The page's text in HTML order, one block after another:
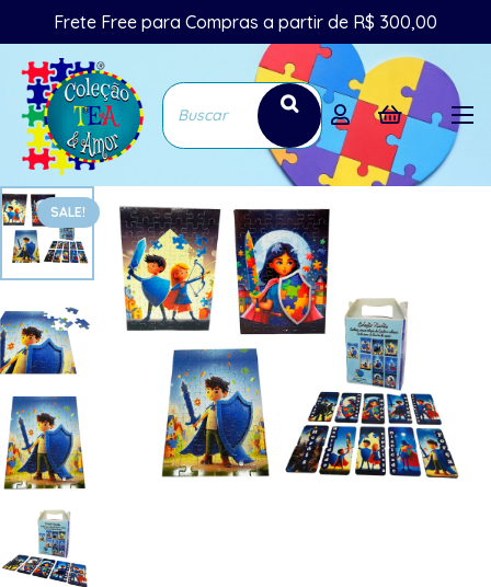
Frete Free para Compras a partir de R$ 300,00
SALE!